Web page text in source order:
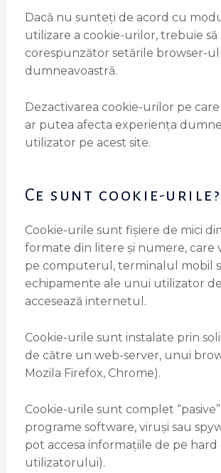
Dacă nu sunteți de acord cu
utilizare a cookie-urilor, trebuie să
corespunzător setările browser-
dumneavoastră.
Dezactivarea cookie-urilor pe
ar putea afecta experiența
utilizator pe acest site.
Ce sunt cookie-urile?
Cookie-urile sunt fișiere de mici
formate din litere și numere, care
pe computerul, terminalul mobil
echipamente ale unui utilizator
accesează internetul.
Cookie-urile sunt instalate prin
de către un web-server, unui
Mozila Firefox, Chrome).
Cookie-urile sunt complet
programe software, viruși sau
pot accesa informațiile de pe hard
utilizatorului).